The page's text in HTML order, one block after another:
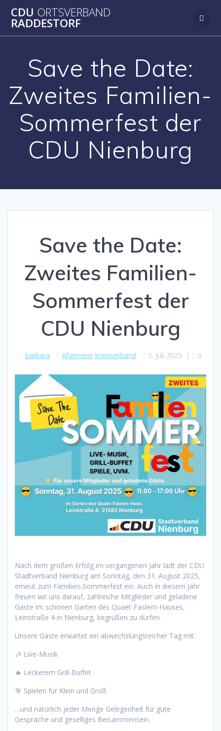
CDU ORTSVERBAND
RADDESTORF
Save the Date:
Zweites Familien-
Sommerfest der
CDU Nienburg
Save the Date:
Zweites Familien-
Sommerfest der
CDU Nienburg
barbara Allgemein Kreisverband 2. Juli 2025 | 0
Nach dem großen Erfolg im vergangenen Jahr lädt der CDU
Stadtverband Nienburg am Sonntag, den 31. August 2025,
erneut zum Familien-Sommerfest ein. Auch in diesem Jahr
freuen wir uns darauf, zahlreiche Mitglieder und geladene
Gäste im schönen Garten des Quaet-Faslem-Hauses,
Leinstraße 4 in Nienburg, begrüßen zu dürfen.
Unsere Gäste erwartet ein abwechslungsreicher Tag mit:
🎶 Live-Musik
🔥 Leckerem Grill-Buffet
🎯 Spielen für Klein und Groß
…und natürlich jeder Menge Gelegenheit für gute
Gespräche und geselliges Beisammensein.